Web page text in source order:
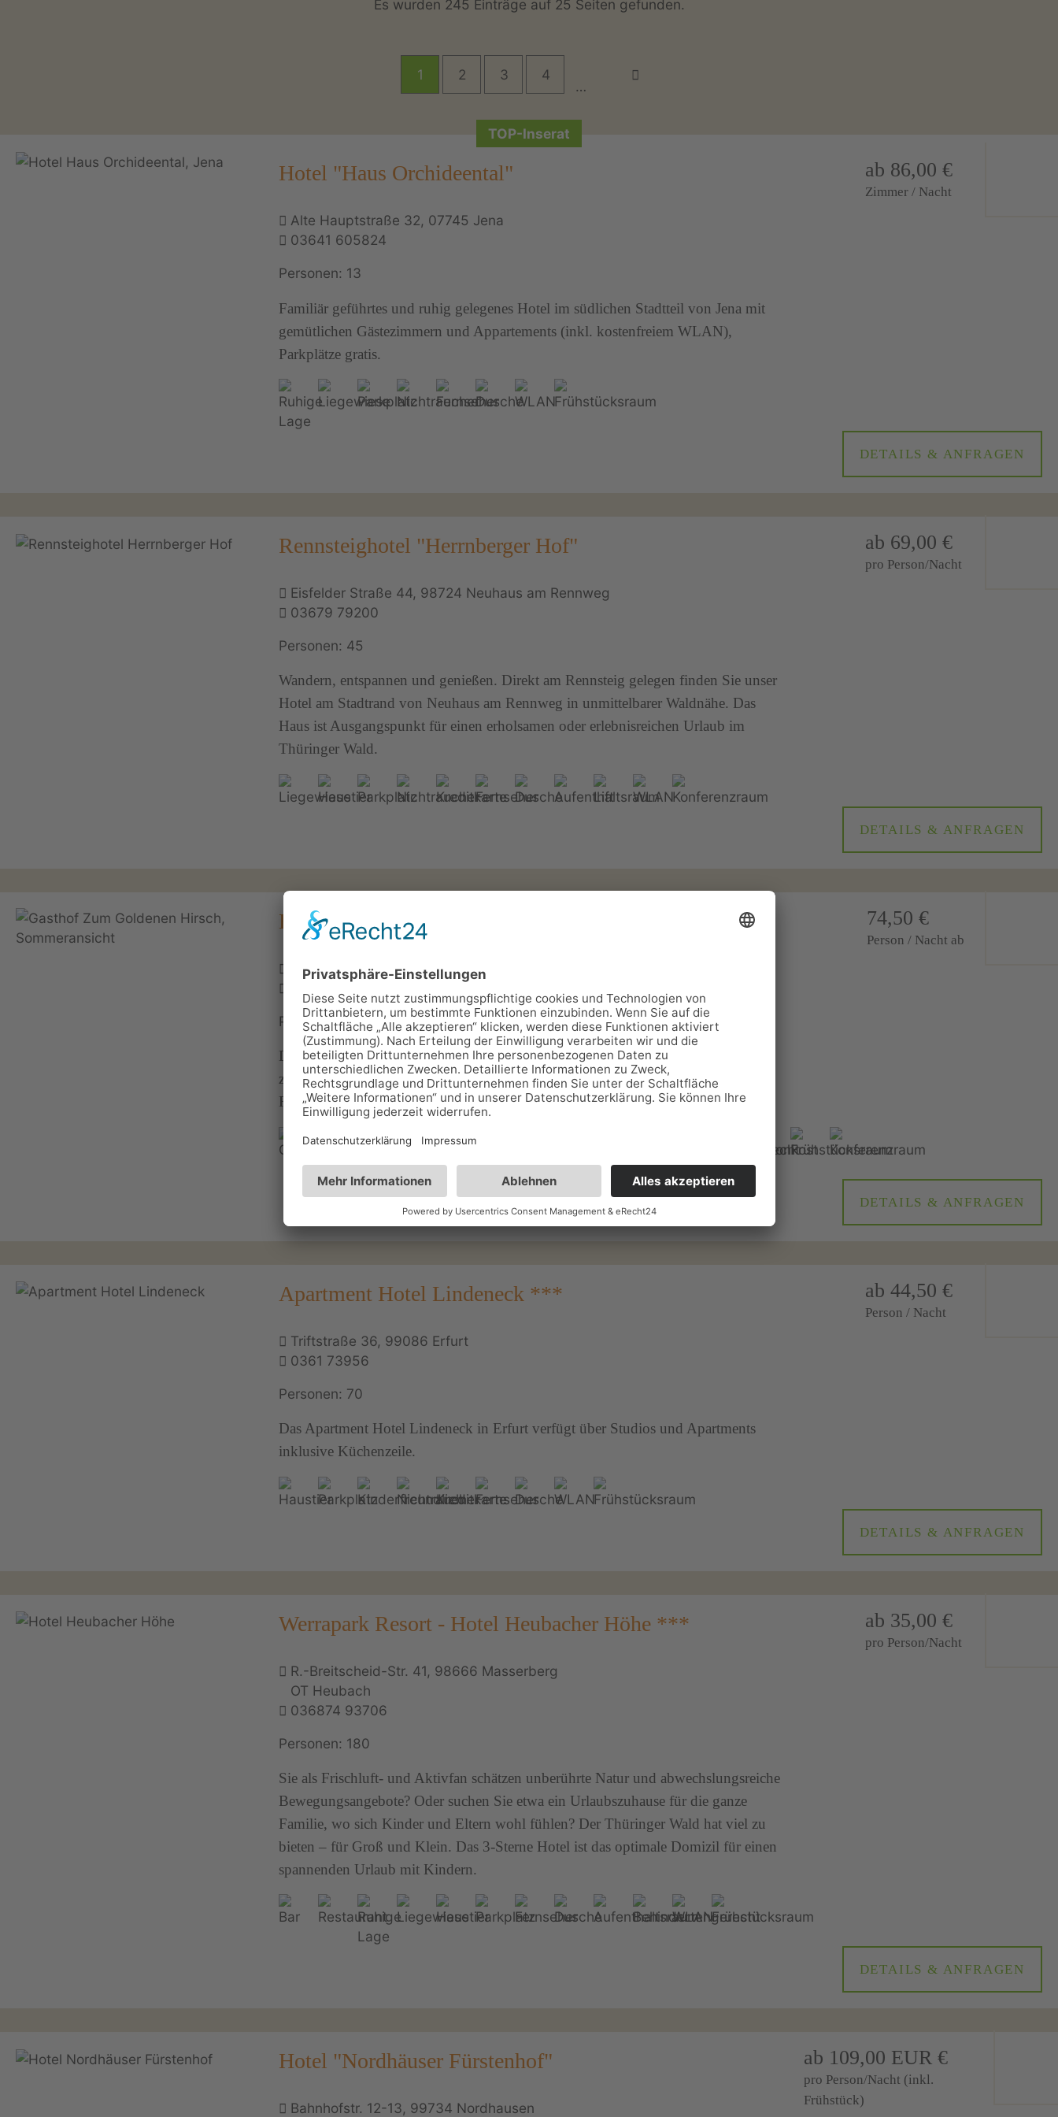
Es wurden 245 Einträge auf 25 Seiten gefunden.
1 2 3 4
…
TOP-Inserat
Hotel "Haus Orchideental"
Alte Hauptstraße 32, 07745 Jena
03641 605824
Personen: 13
Familiär geführtes und ruhig gelegenes Hotel im südlichen Stadtteil von Jena mit
gemütlichen Gästezimmern und Appartements (inkl. kostenfreiem WLAN),
Parkplätze gratis.
ab 86,00 €
Zimmer / Nacht
DETAILS & ANFRAGEN
Rennsteighotel "Herrnberger Hof"
Eisfelder Straße 44, 98724 Neuhaus am Rennweg
03679 79200
Personen: 45
Wandern, entspannen und genießen. Direkt am Rennsteig gelegen finden Sie unser
Hotel am Stadtrand von Neuhaus am Rennweg in unmittelbarer Waldnähe. Das
Haus ist Ausgangspunkt für einen erholsamen oder erlebnisreichen Urlaub im
Thüringer Wald.
ab 69,00 €
pro Person/Nacht
DETAILS & ANFRAGEN
Hotel "Goldener Hirsch" ****
An der Hasel 91-93, 98527 Suhl
03681 79590
Personen: 100
Das Hotel "Goldener Hirsch" in Suhl befindet sich in ruhiger, ländlicher und doch
zentrumsnaher Lage u. verfügt über liebevoll eingerichtete Gästezimmer sowie 1
Restaurant mit regionalen u. internationalen Spezialitäten.
74,50 €
Person / Nacht ab
DETAILS & ANFRAGEN
Apartment Hotel Lindeneck ***
Triftstraße 36, 99086 Erfurt
0361 73956
Personen: 70
Das Apartment Hotel Lindeneck in Erfurt verfügt über Studios und Apartments
inklusive Küchenzeile.
ab 44,50 €
Person / Nacht
DETAILS & ANFRAGEN
Werrapark Resort - Hotel Heubacher Höhe ***
R.-Breitscheid-Str. 41, 98666 Masserberg
OT Heubach
036874 93706
Personen: 180
Sie als Frischluft- und Aktivfan schätzen unberührte Natur und abwechslungsreiche
Bewegungsangebote? Oder suchen Sie etwa ein Urlaubszuhause für die ganze
Familie, wo sich Kinder und Eltern wohl fühlen? Der Thüringer Wald hat viel zu
bieten – für Groß und Klein. Das 3-Sterne Hotel ist das optimale Domizil für einen
spannenden Urlaub mit Kindern.
ab 35,00 €
pro Person/Nacht
DETAILS & ANFRAGEN
Hotel "Nordhäuser Fürstenhof"
Bahnhofstr. 12-13, 99734 Nordhausen
ab 109,00 EUR €
pro Person/Nacht (inkl.
Frühstück)